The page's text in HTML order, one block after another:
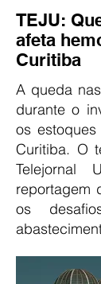
TEJU:
afeta
Curitiba
A queda
durante o
os
Curitiba. O
Telejornal
reportagem
os